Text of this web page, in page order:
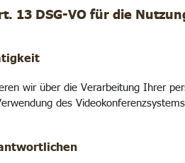
DSG-VO für die
wir über die Verarbeitung Ihrer
des